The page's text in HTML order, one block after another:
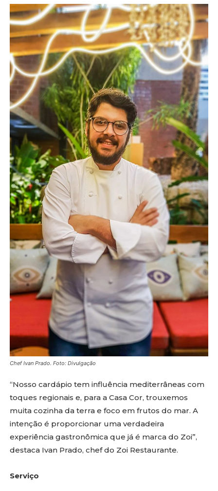
Chef Ivan Prado. Foto: Divulgação
“Nosso cardápio tem influência mediterrâneas com
toques regionais e, para a Casa Cor, trouxemos
muita cozinha da terra e foco em frutos do mar. A
intenção é proporcionar uma verdadeira
experiência gastronômica que já é marca do Zoi”,
destaca Ivan Prado, chef do Zoi Restaurante.
Serviço